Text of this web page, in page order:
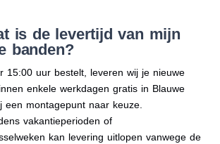
is de levertijd van mijn
banden?
15:00 uur bestelt, leveren wij je nieuwe
enkele werkdagen gratis in Blauwe
een montagepunt naar keuze.
vakantieperioden of
kan levering uitlopen vanwege de